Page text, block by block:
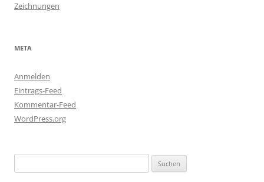
Zeichnungen
META
Anmelden
Eintrags-Feed
Kommentar-Feed
WordPress.org
nach: